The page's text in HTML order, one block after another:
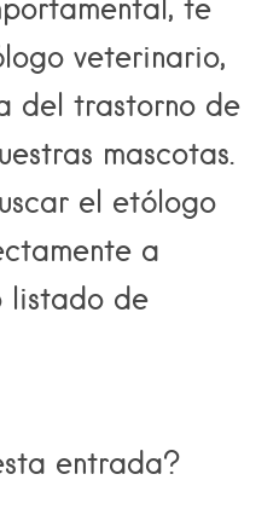
veterinario,
del trastorno de
mascotas.
el etólogo
a
listado de
entrada?